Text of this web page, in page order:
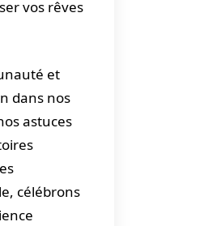
vos rêves
et
dans nos
astuces
célébrons